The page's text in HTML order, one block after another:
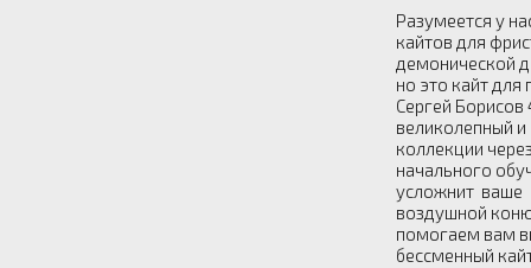
Разумеется у
кайтов для
демонической
но это кайт для
Сергей Борисов
великолепный
коллекции
начального
усложнит ваше
воздушной
помогаем вам
бессменный